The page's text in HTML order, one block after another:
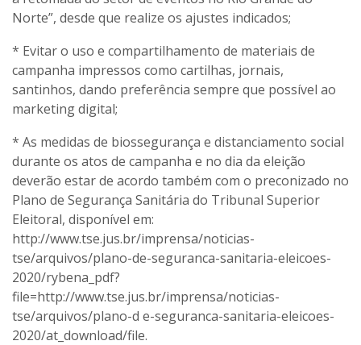
Norte”, desde que realize os ajustes indicados;
* Evitar o uso e compartilhamento de materiais de
campanha impressos como cartilhas, jornais,
santinhos, dando preferência sempre que possível ao
marketing digital;
* As medidas de biossegurança e distanciamento social
durante os atos de campanha e no dia da eleição
deverão estar de acordo também com o preconizado no
Plano de Segurança Sanitária do Tribunal Superior
Eleitoral, disponível em:
http://www.tse.jus.br/imprensa/noticias-
tse/arquivos/plano-de-seguranca-sanitaria-eleicoes-
2020/rybena_pdf?
file=http://www.tse.jus.br/imprensa/noticias-
tse/arquivos/plano-d e-seguranca-sanitaria-eleicoes-
2020/at_download/file.